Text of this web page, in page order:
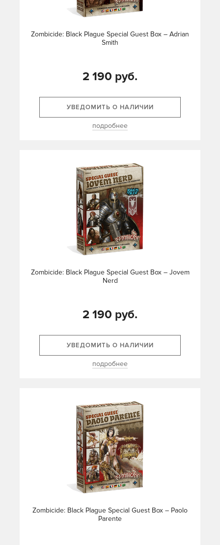
Zombicide: Black Plague Special Guest Box – Adrian
Smith
2 190 руб.
УВЕДОМИТЬ О НАЛИЧИИ
подробнее
Zombicide: Black Plague Special Guest Box – Jovem
Nerd
2 190 руб.
УВЕДОМИТЬ О НАЛИЧИИ
подробнее
Zombicide: Black Plague Special Guest Box – Paolo
Parente